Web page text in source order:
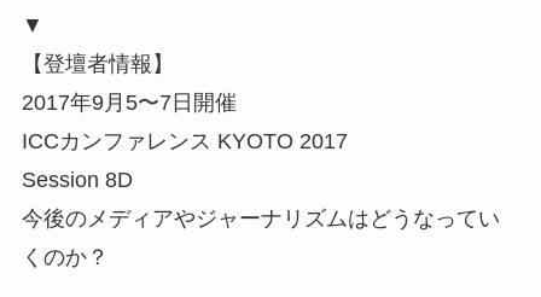
▼
【登壇者情報】
2017年9月5〜7日開催
ICCカンファレンス KYOTO 2017
Session 8D
今後のメディアやジャーナリズムはどうなってい
くのか？